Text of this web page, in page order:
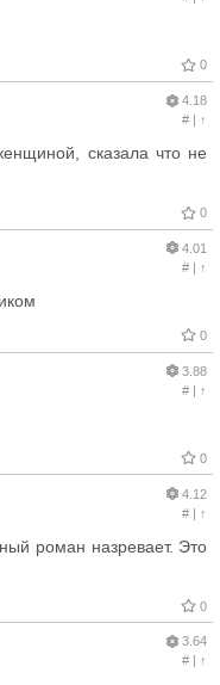
0
4.18
#| ↑
сказала что не
0
4.01
#| ↑
0
3.88
#| ↑
0
4.12
#| ↑
роман назревает. Это
0
3.64
#| ↑